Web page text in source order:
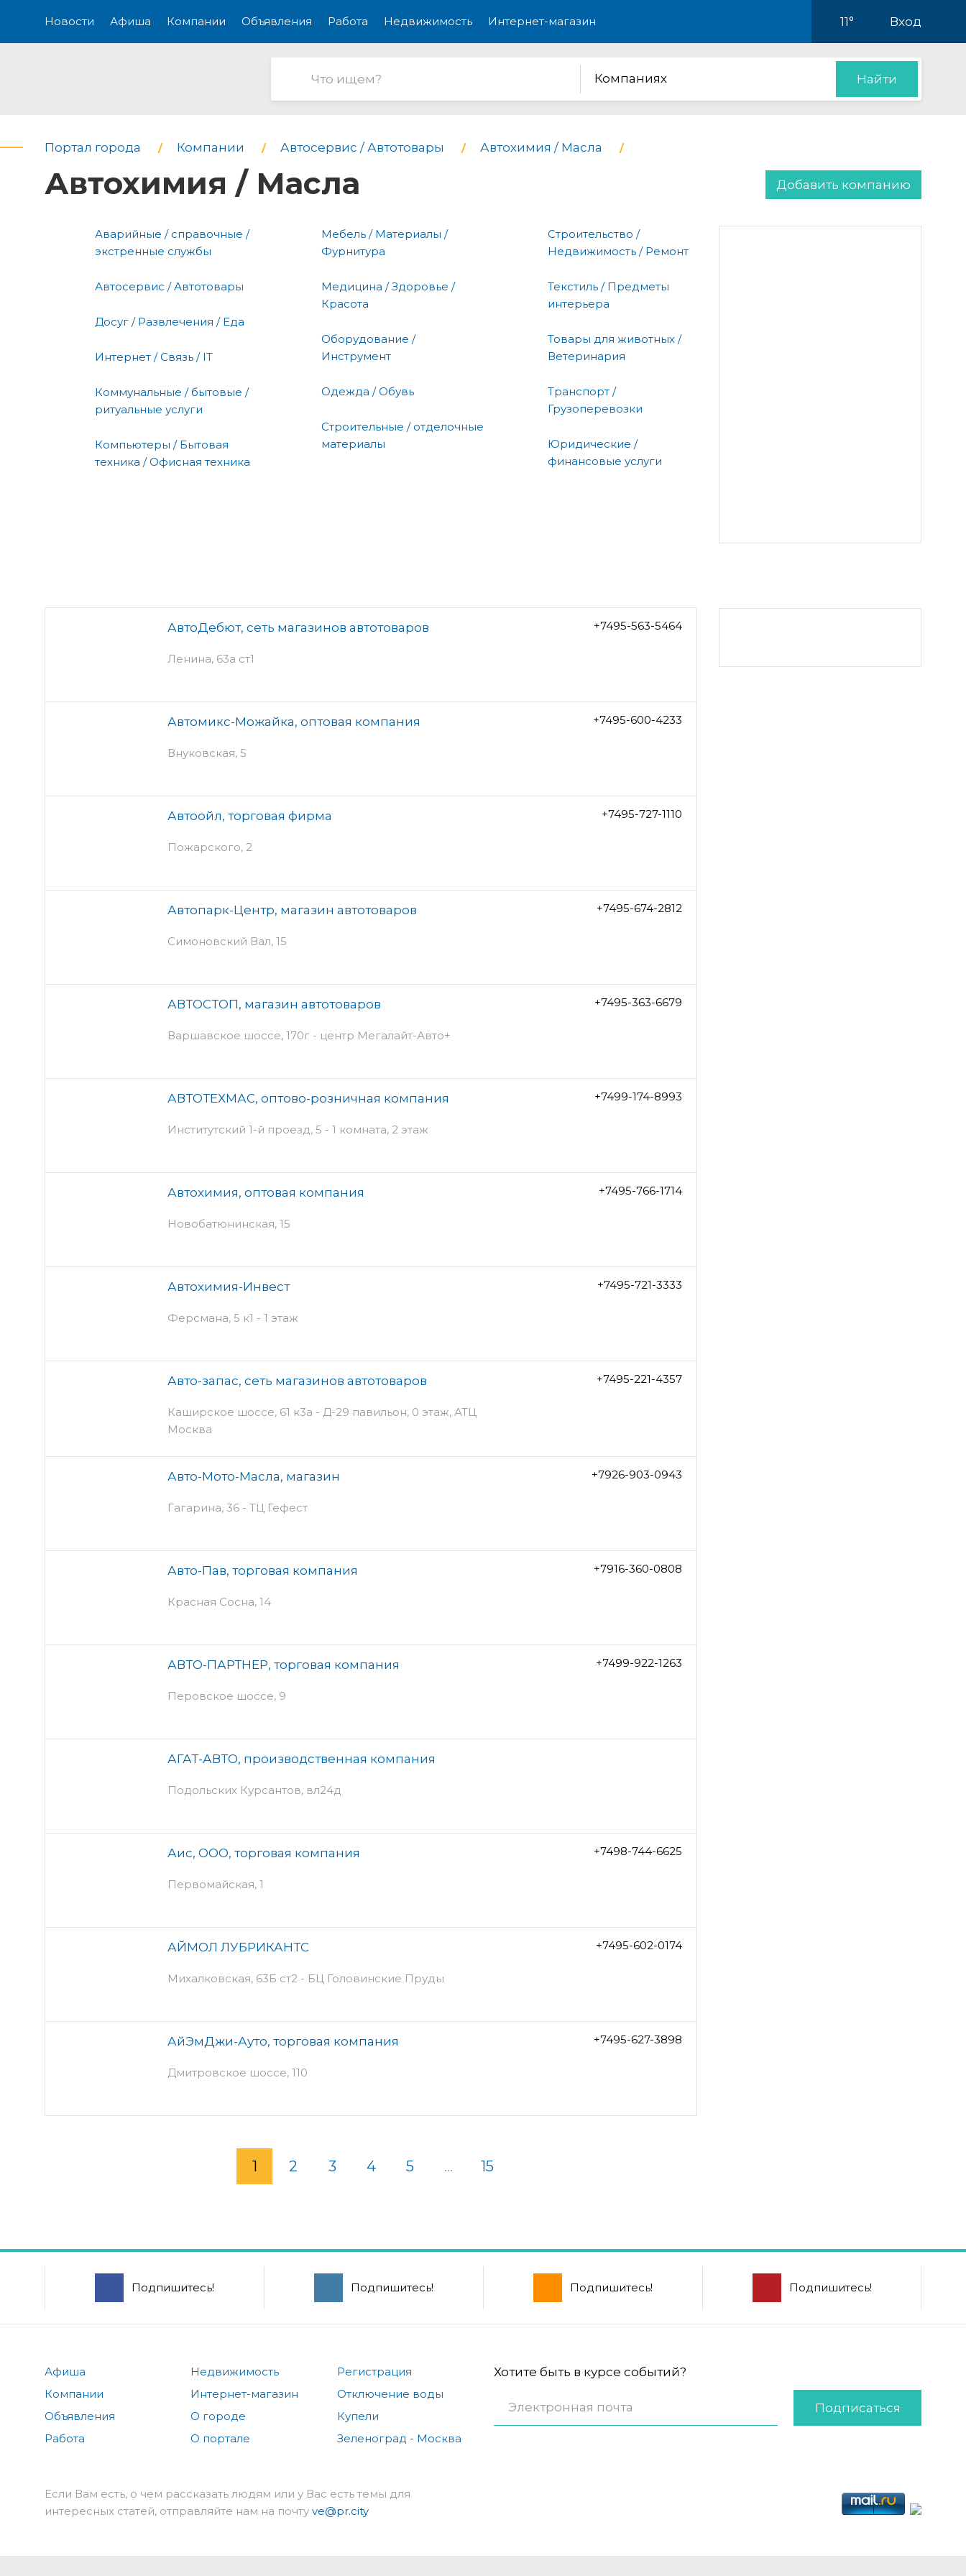
Новости Афиша Компании Объявления Работа Недвижимость Интернет-магазин 11° Вход
Компаниях Найти
Портал города Компании Автосервис / Автотовары Автохимия / Масла
Автохимия / Масла Добавить компанию
Аварийные / справочные /
экстренные службы
Автосервис / Автотовары
Досуг / Развлечения / Еда
Интернет / Связь / IT
Коммунальные / бытовые /
ритуальные услуги
Компьютеры / Бытовая
техника / Офисная техника
Мебель / Материалы /
Фурнитура
Медицина / Здоровье /
Красота
Оборудование /
Инструмент
Одежда / Обувь
Строительные / отделочные
материалы
Строительство /
Недвижимость / Ремонт
Текстиль / Предметы
интерьера
Товары для животных /
Ветеринария
Транспорт /
Грузоперевозки
Юридические /
финансовые услуги
АвтоДебют, сеть магазинов автотоваров
Ленина, 63а ст1
+7495-563-5464
Автомикс-Можайка, оптовая компания
Внуковская, 5
+7495-600-4233
Автоойл, торговая фирма
Пожарского, 2
+7495-727-1110
Автопарк-Центр, магазин автотоваров
Симоновский Вал, 15
+7495-674-2812
АВТОСТОП, магазин автотоваров
Варшавское шоссе, 170г - центр Мегалайт-Авто+
+7495-363-6679
АВТОТЕХМАС, оптово-розничная компания
Институтский 1-й проезд, 5 - 1 комната, 2 этаж
+7499-174-8993
Автохимия, оптовая компания
Новобатюнинская, 15
+7495-766-1714
Автохимия-Инвест
Ферсмана, 5 к1 - 1 этаж
+7495-721-3333
Авто-запас, сеть магазинов автотоваров
Каширское шоссе, 61 к3а - Д-29 павильон, 0 этаж, АТЦ
Москва
+7495-221-4357
Авто-Мото-Масла, магазин
Гагарина, 36 - ТЦ Гефест
+7926-903-0943
Авто-Пав, торговая компания
Красная Сосна, 14
+7916-360-0808
АВТО-ПАРТНЕР, торговая компания
Перовское шоссе, 9
+7499-922-1263
АГАТ-АВТО, производственная компания
Подольских Курсантов, вл24д
Аис, ООО, торговая компания
Первомайская, 1
+7498-744-6625
АЙМОЛ ЛУБРИКАНТС
Михалковская, 63Б ст2 - БЦ Головинские Пруды
+7495-602-0174
АйЭмДжи-Ауто, торговая компания
Дмитровское шоссе, 110
+7495-627-3898
1 2 3 4 5 ... 15
Подпишитесь! Подпишитесь! Подпишитесь! Подпишитесь!
Афиша
Компании
Объявления
Работа
Недвижимость
Интернет-магазин
О городе
О портале
Регистрация
Отключение воды
Купели
Зеленоград - Москва
Хотите быть в курсе событий?
Подписаться
Если Вам есть, о чем рассказать людям или у Вас есть темы для
интересных статей, отправляйте нам на почту ve@pr.city